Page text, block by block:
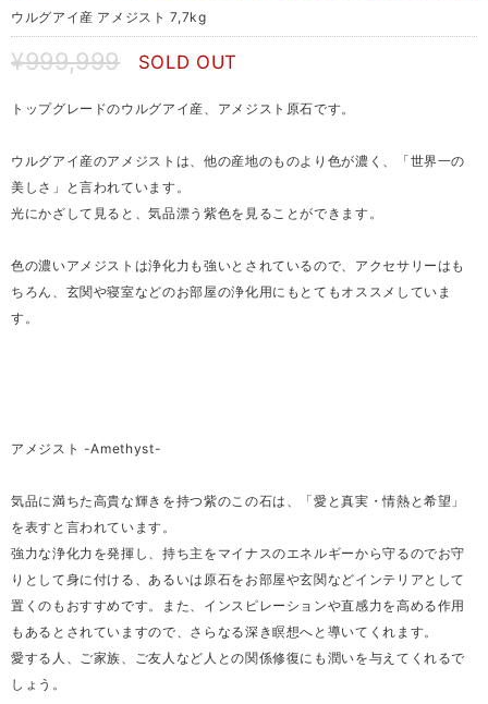
ウルグアイ産 アメジスト 7,7kg
¥999,999 SOLD OUT
トップグレードのウルグアイ産、アメジスト原石です。
ウルグアイ産のアメジストは、他の産地のものより色が濃く、「世界一の
美しさ」と言われています。
光にかざして見ると、気品漂う紫色を見ることができます。
色の濃いアメジストは浄化力も強いとされているので、アクセサリーはも
ちろん、玄関や寝室などのお部屋の浄化用にもとてもオススメしていま
す。
アメジスト -Amethyst-
気品に満ちた高貴な輝きを持つ紫のこの石は、「愛と真実・情熱と希望」
を表すと言われています。
強力な浄化力を発揮し、持ち主をマイナスのエネルギーから守るのでお守
りとして身に付ける、あるいは原石をお部屋や玄関などインテリアとして
置くのもおすすめです。また、インスピレーションや直感力を高める作用
もあるとされていますので、さらなる深き瞑想へと導いてくれます。
愛する人、ご家族、ご友人など人との関係修復にも潤いを与えてくれるで
しょう。